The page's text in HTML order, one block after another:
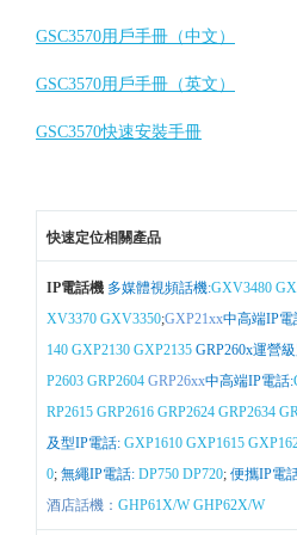
GSC3570用戶手冊（中文）
GSC3570用戶手冊（英文）
GSC3570快速安裝手冊
快速定位相關產品
IP電話機 多媒體視頻話機:GXV3480
XV3370 GXV3350;GXP21xx中高端IP電
140 GXP2130 GXP2135 GRP260x運營
P2603 GRP2604 GRP26xx中高端IP電話:
RP2615 GRP2616 GRP2624 GRP2634
及型IP電話: GXP1610 GXP1615
0; 無繩IP電話: DP750 DP720; 便攜IP電
酒店話機： GHP61X/W GHP62X/W